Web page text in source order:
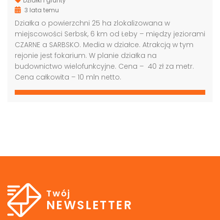
3 lata temu
Działka o powierzchni 25 ha zlokalizowana w
miejscowości Serbsk, 6 km od Łeby – między jeziorami
CZARNE a SARBSKO. Media w działce. Atrakcją w tym
rejonie jest fokarium. W planie działka na
budownictwo wielofunkcyjne. Cena – 40 zł za metr.
Cena całkowita – 10 mln netto.
Grunt pod biurowiec, akademik, hotel, Warszawa
PLN
Grunt pod budowę, blisko metra, Warszawa
4,000,000 PLN
Twój
NEWSLETTER